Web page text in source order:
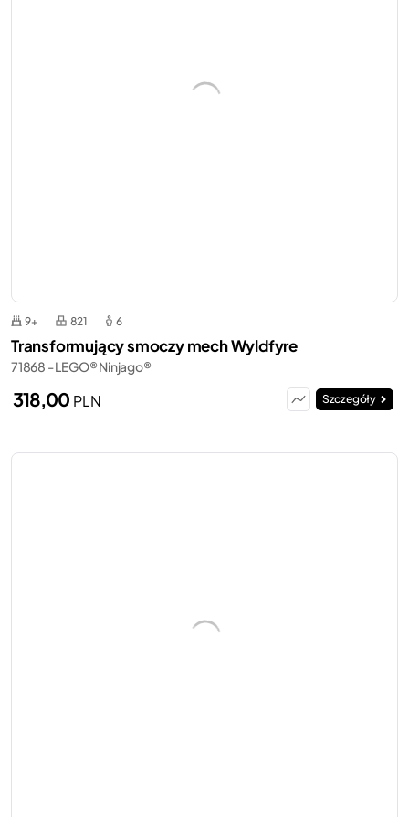
9+ 821 6
Transformujący smoczy mech Wyldfyre
71868 - LEGO® Ninjago®
318,00 PLN Szczegóły